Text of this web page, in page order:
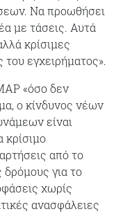
Να προωθήσει
με τάσεις. Αυτά
κρίσιμες
του εγχειρήματος».
«όσο δεν
ο κίνδυνος νέων
είναι
κρίσιμο
από το
για το
χωρίς
ανασφάλειες